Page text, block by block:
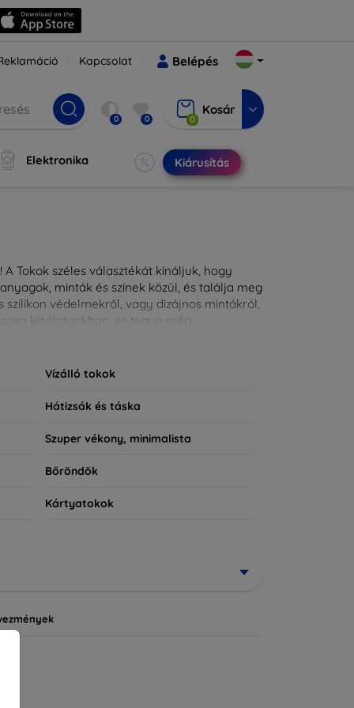
Kapcsolat Belépés
0 0 0
Kosár
Elektronika Kiárusítás
Tokok széles választékát kínáljuk, hogy
minták és színek közül, és találja meg
védelmekről, vagy dizájnos mintákról,
kínálatunkban, és tegye még
Vízálló tokok
Hátizsák és táska
Szuper vékony, minimalista
Bőröndök
Kártyatokok